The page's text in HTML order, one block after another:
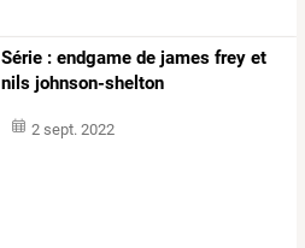
Série : endgame de james frey et
nils johnson-shelton
2 sept. 2022